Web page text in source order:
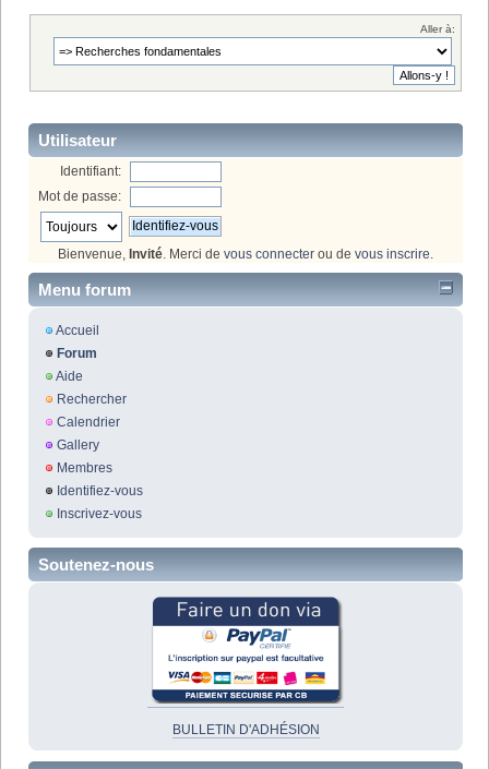
Aller à:
Utilisateur
Identifiant:
Mot de passe:
Bienvenue, Invité. Merci de vous connecter ou de vous inscrire.
Menu forum
Accueil
Forum
Aide
Rechercher
Calendrier
Gallery
Membres
Identifiez-vous
Inscrivez-vous
Soutenez-nous
BULLETIN D'ADHÉSION